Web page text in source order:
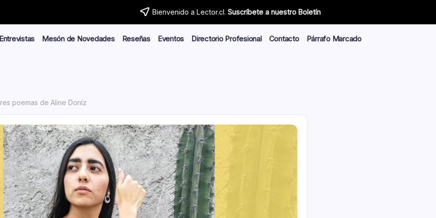
Bienvenido a Lector.cl. Suscríbete a nuestro Boletín
Entrevistas Mesón de Novedades Reseñas Eventos Directorio Profesional Contacto
Párrafo Marcado
poemas de Aline Doníz